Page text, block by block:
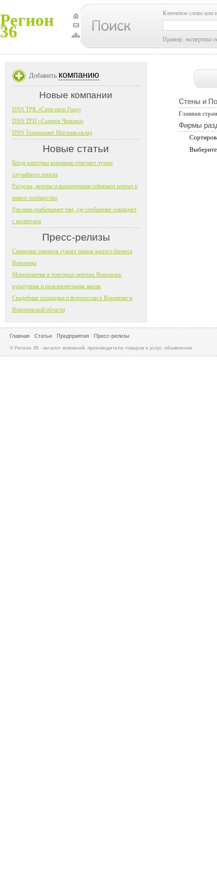
Регион
36
Ключевое слово или
Пример: экспертиза
Стены и
Главная
Фирмы
Добавить компанию
Новые компании
DNS ТРК «Сити-парк Град»
DNS ТРЦ «Галерея Чижова»
DNS Технопоинт Магазин-склад
Новые статьи
Когда карточка компании отвечает лучше
случайного поиска
Разделы, авторы и комментарии собирают портал в
живое сообщество
Реклама срабатывает там, где сообщение совпадает
с носителем
Пресс-релизы
Снижение лимитов сужает рынок малого бизнеса
Воронежа
Мероприятия в торговых центрах Воронежа:
культурная и развлекательная жизнь
Свадебные площадки и фотосессии в Воронеже и
Воронежской области
Главная Статьи Предприятия Пресс-релизы
© Регион 36 - каталог компаний, производители товаров и услуг, объявления